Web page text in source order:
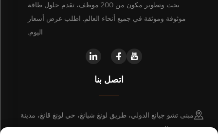
بحث وتطوير مكون من 200 موظف، تقدم حلول طاقة
موثوقة وموثقة في جميع أنحاء العالم. اطلب عرض أسعار
اليوم.
اتصل بنا
مبنى تشو جيانغ الدولي، طريق لونغ شيانغ، حي لونغ قانغ، مدينة
شنتشن، الصين